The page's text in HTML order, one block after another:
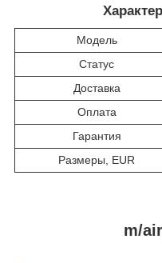
Модель
Статус
Доставка
Оплата
Гарантия
Размеры, EUR
m/